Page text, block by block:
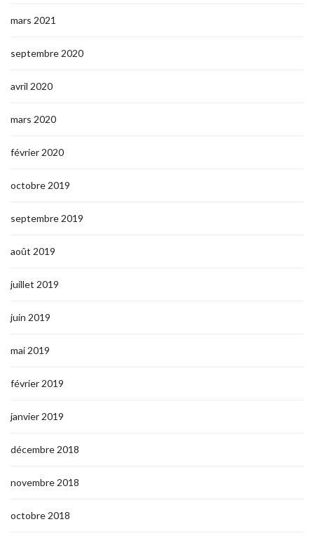
mars 2021
septembre 2020
avril 2020
mars 2020
février 2020
octobre 2019
septembre 2019
août 2019
juillet 2019
juin 2019
mai 2019
février 2019
janvier 2019
décembre 2018
novembre 2018
octobre 2018